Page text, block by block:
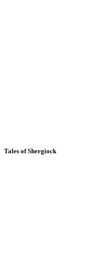
Tales of Shergiock